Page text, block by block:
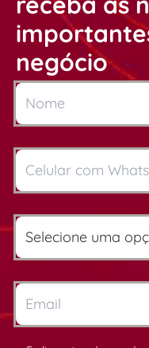
negócio